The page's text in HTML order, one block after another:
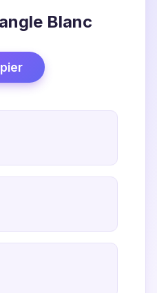
Blanc